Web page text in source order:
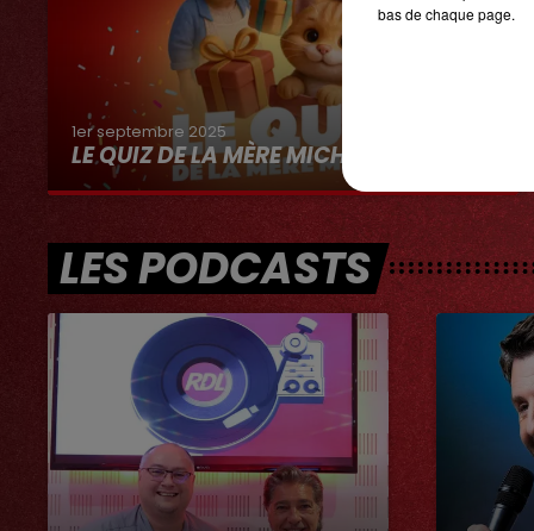
1er septembre 2025
LE QUIZ DE LA MÈRE MICHEL
LES PODCASTS
bas de chaque page.